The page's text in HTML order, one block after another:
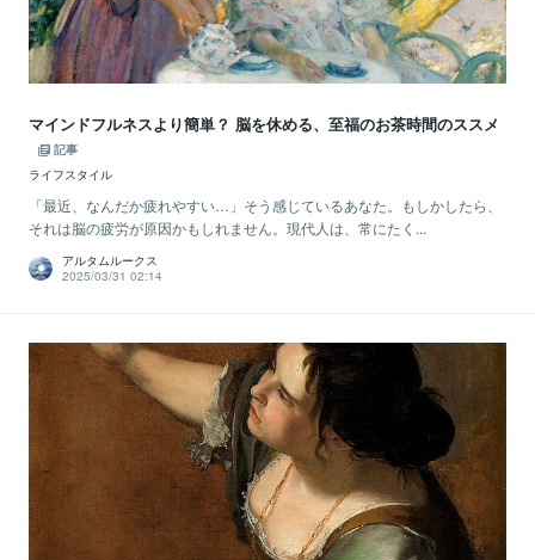
マインドフルネスより簡単？ 脳を休める、至福のお茶時間のススメ
記事
ライフスタイル
「最近、なんだか疲れやすい…」そう感じているあなた。もしかしたら、
それは脳の疲労が原因かもしれません。現代人は、常にたく...
アルタムルークス
2025/03/31 02:14